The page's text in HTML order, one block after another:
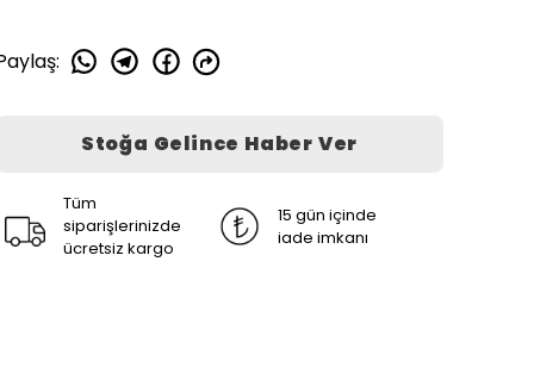
:
Stoğa Gelince Haber Ver
Tüm
siparişlerinizde
ücretsiz kargo
15 gün içinde
iade imkanı